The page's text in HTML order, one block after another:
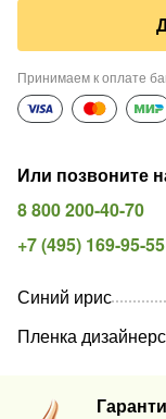
Принимаем к оплате
Или позвоните
8 800 200-40-70
+7 (495) 169-95-55
Синий ирис
Пленка